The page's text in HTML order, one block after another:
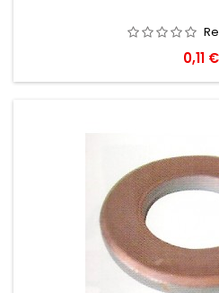
Precio
0,11 €